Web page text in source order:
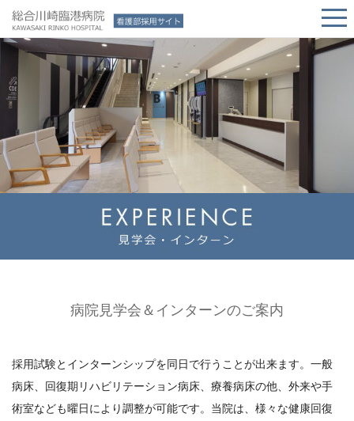
病院見学会＆インターンのご案内
採用試験とインターンシップを同日で行うことが出来ます。 一般
病床、回復期リハビリテーション病床、療養病床の他、 外来や手
術室なども曜日により調整が可能です。当院は、 様々な健康回復